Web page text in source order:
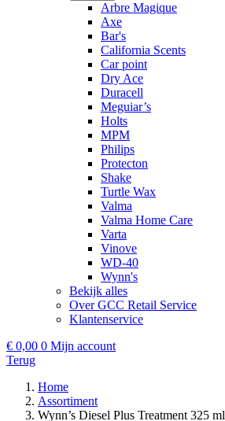
Arbre Magique
Axe
Bar's
California Scents
Car point
Dry Ace
Duracell
Meguiar’s
Holts
MPM
Philips
Protecton
Shake
Turtle Wax
Valma
Valma Home Care
Varta
Vinove
WD-40
Wynn's
Bekijk alles
Over GCC Retail Service
Klantenservice
€ 0,00 0 Mijn account
Terug
Home
Assortiment
Wynn’s Diesel Plus Treatment 325 ml